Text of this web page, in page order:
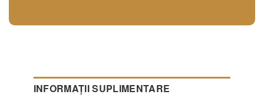
INFORMAȚII SUPLIMENTARE